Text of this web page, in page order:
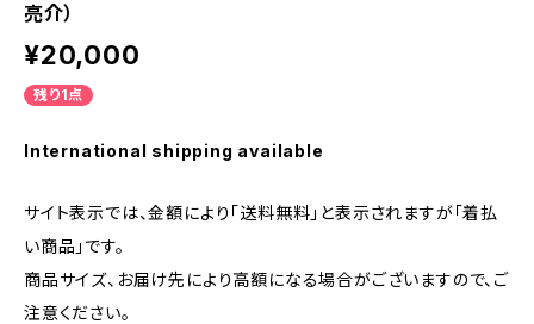
亮介）
¥20,000
残り1点
International shipping available
サイト表示では、金額により「送料無料」と表示されますが「着払
い商品」です。
商品サイズ、お届け先により高額になる場合がございますので、ご
注意ください。